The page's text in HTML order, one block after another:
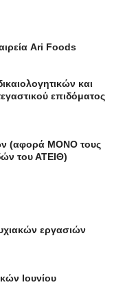
Ari Foods
και
επιδόματος
(αφορά ΜΟΝΟ τους
του ΑΤΕΙΘ)
εργασιών
Ιουνίου